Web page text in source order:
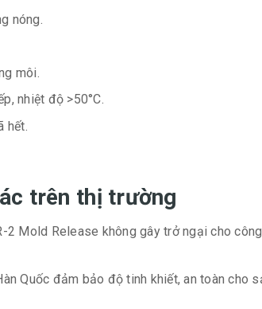
nóng.
môi.
nhiệt độ >50°C.
hết.
trên thị trường
2 Mold Release không gây trở ngại cho
Quốc đảm bảo độ tinh khiết, an toàn cho